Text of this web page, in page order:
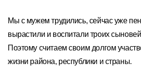
Мы с мужем трудились, сейчас уже
вырастили и воспитали троих
Поэтому считаем своим долгом
жизни района, республики и страны.